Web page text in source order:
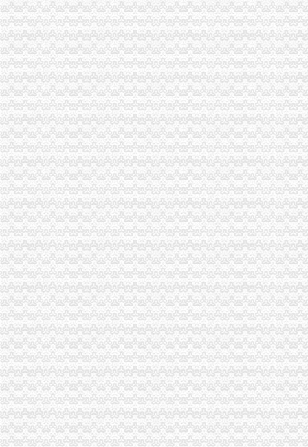
重庆办证公司办理毕业-中鸽网-中国信鸽协会官方合作伙伴
重庆企业登记全程电子化试点启动快申请当天可领取营业执照-新闻
香港企业投资合川工商2小时办执照送手中-区县论坛-重庆论坛（bbs.
招聘LTE网优工程师（重庆办）_深圳市志威信实业有限公司-通信人才
重庆办理美国个人旅游签证需要多长时间办下来
沙坪坝区办执照
沙坪坝局创建适应工商职能需求的重庆代办协作机制网络-重庆帅博
沙坪坝建微企创业孵化园_城市生活_新浪重庆_新浪网
用户评论：建材市场设便民服务点可投诉可代办执照-用户对建材市场
求万能的IT大,沙坪坝网吧执照现在大概多少钱或者能帮忙整到证的
求沙坪坝网吧执照和巴南网吧执照落地问题-重庆社区
歌乐山
错游歌乐山
【58同城】衡水到歌乐山旅游_衡水到歌乐山旅游线路报价
【58同城】玉林到歌乐山旅游_玉林到歌乐山旅游线路报价
【58同城】松原到歌乐山旅游_松原到歌乐山旅游线路报价
安家歌乐山森林里享受在山城的有氧日子_房产资讯-重庆房天下
曾家办执照
成都办理糕店营业执照找哪家-成都武侯机投镇资质认证-今天信息-分
这座城开公司办执照只需1小时还发1亿元资助_手机新浪网
外卖现代办入驻：无需营业执照花钱就能网上开店_中国江苏网
中关村示范区零售电商市内经营可不办执照-国内-新京报网
三合一营业执照日发放917份新执照办理只需1到3天_荆楚网
杨公桥办执照
【重庆沙坪坝急招出租车司机_工资4800以后招聘信息】-重庆百姓网
全城急寻“白发的哥”你为何带走乘客行李箱？_大渝网_腾讯网
重庆新房_重庆买房_重庆购房-重庆搜狐焦点网
重庆市办公家具8|办公家具8供应商|供应办公家具8_一呼百应网
东莞市樟木头办房地产有限公司注册办营业执照-广东东莞工商信息
西永办执照
英利国际五金机电城批开业政策月底申报兑现-数据-重庆乐居网